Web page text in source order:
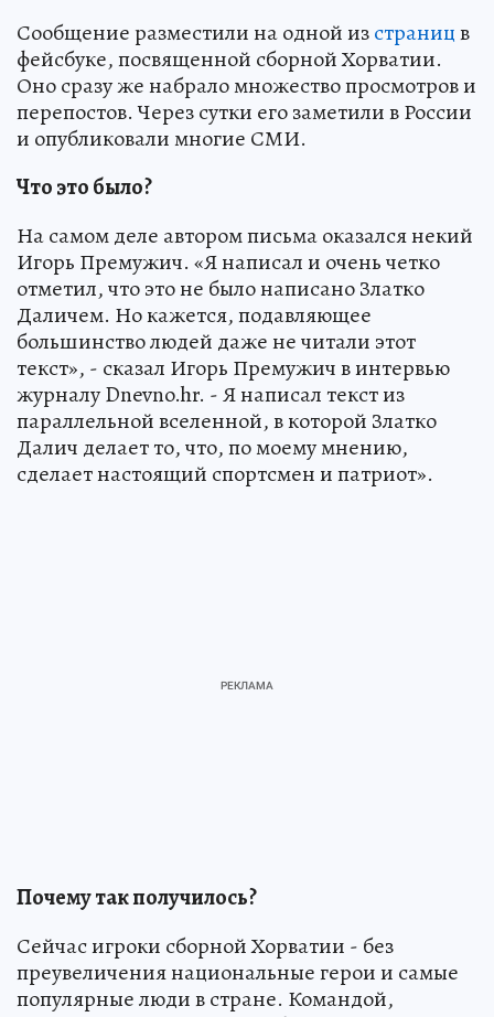
Сообщение разместили на одной изстраницв
фейсбуке, посвященной сборной Хорватии.
Оно сразу же набрало множество просмотров и
перепостов. Через сутки его заметили в России
и опубликовали многие СМИ.
Что это было?
На самом деле автором письма оказался некий
Игорь Премужич. «Я написал и очень четко
отметил, что это не было написано Златко
Даличем. Но кажется, подавляющее
большинство людей даже не читали этот
текст», - сказал Игорь Премужич в интервью
журналу Dnevno.hr. - Я написал текст из
параллельной вселенной, в которой Златко
Далич делает то, что, по моему мнению,
сделает настоящий спортсмен и патриот».
Почему так получилось?
Сейчас игроки сборной Хорватии - без
преувеличения национальные герои и самые
популярные люди в стране. Командой,